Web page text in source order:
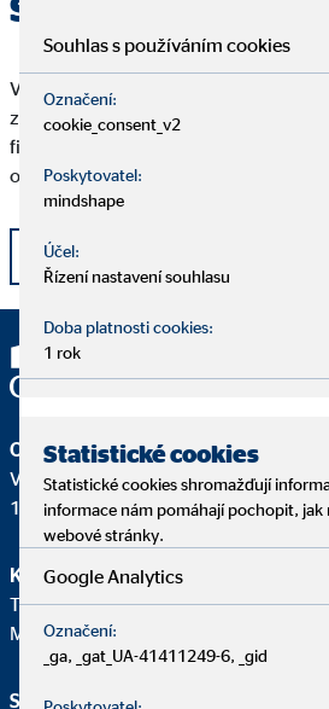
V případě, že budete mít jakékoli
způsobu, jakým vám jsou nebo byly
finančním poradcem /
obrátit s dotazem či stížností dle
OVB Allfinanz, a.s.
V Parku 2343/24
148 00 Praha 4 – Chodov
Klientská linka
Telefon:+420241094180
Mail:klient@ovb.cz
Služby a informace
Souhlas s používáním cookies
Označení:
cookie_consent_v2
Poskytovatel:
mindshape
Účel:
Řízení nastavení souhlasu
Doba platnosti cookies:
1 rok
Statistické cookies
Statistické cookies shromažďují
informace nám pomáhají pochopit, jak
webové stránky.
Google Analytics
Označení:
_ga, _gat_UA-41411249-6, _gid